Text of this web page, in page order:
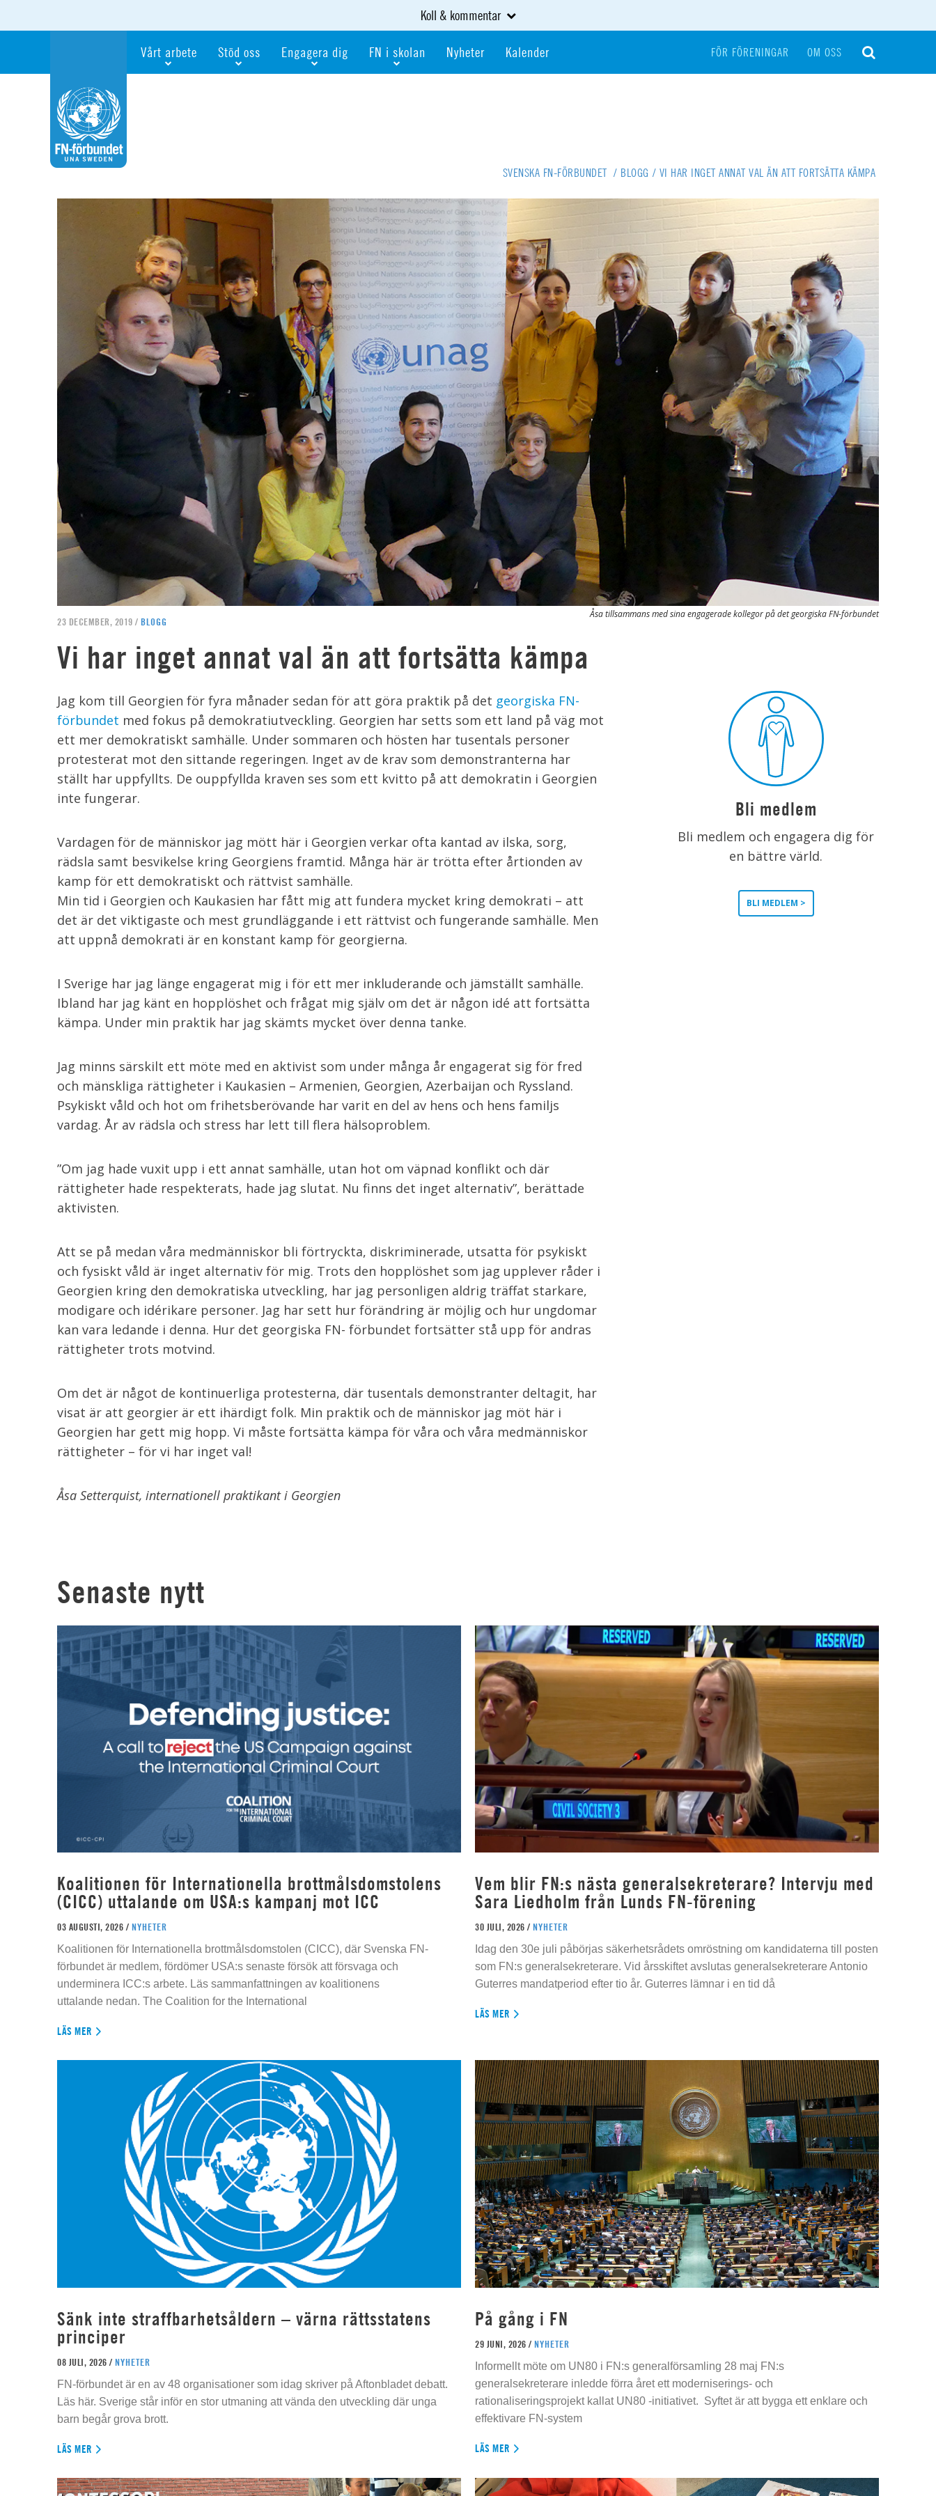
Koll & kommentar
Vårt arbete Stöd oss
Testamentera
Webbshop
Engagera dig
För dig som är ung
Världskoll i skolan
FN i skolan
Globalis
Nyheter Kalender FÖR FÖRENINGAR OM OSS
SVENSKA FN-FÖRBUNDET / BLOGG / VI HAR INGET ANNAT VAL ÄN ATT FORTSÄTTA KÄMPA
Åsa tillsammans med sina engagerade kollegor på det georgiska FN-förbundet
23 DECEMBER, 2019 / BLOGG
Vi har inget annat val än att fortsätta kämpa
Jag kom till Georgien för fyra månader sedan för att göra praktik på det georgiska FN-
förbundet med fokus på demokratiutveckling. Georgien har setts som ett land på väg mot
ett mer demokratiskt samhälle. Under sommaren och hösten har tusentals personer
protesterat mot den sittande regeringen. Inget av de krav som demonstranterna har
ställt har uppfyllts. De ouppfyllda kraven ses som ett kvitto på att demokratin i Georgien
inte fungerar.
Vardagen för de människor jag mött här i Georgien verkar ofta kantad av ilska, sorg,
rädsla samt besvikelse kring Georgiens framtid. Många här är trötta efter årtionden av
kamp för ett demokratiskt och rättvist samhälle.
Min tid i Georgien och Kaukasien har fått mig att fundera mycket kring demokrati – att
det är det viktigaste och mest grundläggande i ett rättvist och fungerande samhälle. Men
att uppnå demokrati är en konstant kamp för georgierna.
I Sverige har jag länge engagerat mig i för ett mer inkluderande och jämställt samhälle.
Ibland har jag känt en hopplöshet och frågat mig själv om det är någon idé att fortsätta
kämpa. Under min praktik har jag skämts mycket över denna tanke.
Jag minns särskilt ett möte med en aktivist som under många år engagerat sig för fred
och mänskliga rättigheter i Kaukasien – Armenien, Georgien, Azerbaijan och Ryssland.
Psykiskt våld och hot om frihetsberövande har varit en del av hens och hens familjs
vardag. År av rädsla och stress har lett till flera hälsoproblem.
”Om jag hade vuxit upp i ett annat samhälle, utan hot om väpnad konflikt och där
rättigheter hade respekterats, hade jag slutat. Nu finns det inget alternativ”, berättade
aktivisten.
Att se på medan våra medmänniskor bli förtryckta, diskriminerade, utsatta för psykiskt
och fysiskt våld är inget alternativ för mig. Trots den hopplöshet som jag upplever råder i
Georgien kring den demokratiska utveckling, har jag personligen aldrig träffat starkare,
modigare och idérikare personer. Jag har sett hur förändring är möjlig och hur ungdomar
kan vara ledande i denna. Hur det georgiska FN- förbundet fortsätter stå upp för andras
rättigheter trots motvind.
Om det är något de kontinuerliga protesterna, där tusentals demonstranter deltagit, har
visat är att georgier är ett ihärdigt folk. Min praktik och de människor jag möt här i
Georgien har gett mig hopp. Vi måste fortsätta kämpa för våra och våra medmänniskor
rättigheter – för vi har inget val!
Åsa Setterquist, internationell praktikant i Georgien
Bli medlem
Bli medlem och engagera dig för
en bättre värld.
BLI MEDLEM >
Senaste nytt
Koalitionen för Internationella brottmålsdomstolens
(CICC) uttalande om USA:s kampanj mot ICC
03 AUGUSTI, 2026 / NYHETER
Koalitionen för Internationella brottmålsdomstolen (CICC), där Svenska FN-
förbundet är medlem, fördömer USA:s senaste försök att försvaga och
underminera ICC:s arbete. Läs sammanfattningen av koalitionens
uttalande nedan. The Coalition for the International
LÄS MER
Vem blir FN:s nästa generalsekreterare? Intervju med
Sara Liedholm från Lunds FN-förening
30 JULI, 2026 / NYHETER
Idag den 30e juli påbörjas säkerhetsrådets omröstning om kandidaterna till posten
som FN:s generalsekreterare. Vid årsskiftet avslutas generalsekreterare Antonio
Guterres mandatperiod efter tio år. Guterres lämnar i en tid då
LÄS MER
Sänk inte straffbarhetsåldern – värna rättsstatens
principer
08 JULI, 2026 / NYHETER
FN-förbundet är en av 48 organisationer som idag skriver på Aftonbladet debatt.
Läs här. Sverige står inför en stor utmaning att vända den utveckling där unga
barn begår grova brott.
LÄS MER
På gång i FN
29 JUNI, 2026 / NYHETER
Informellt möte om UN80 i FN:s generalförsamling 28 maj FN:s
generalsekreterare inledde förra året ett moderniserings- och
rationaliseringsprojekt kallat UN80 -initiativet. Syftet är att bygga ett enklare och
effektivare FN-system
LÄS MER